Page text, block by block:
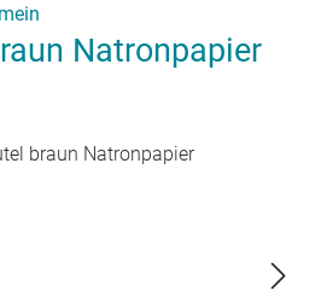
Natronpapier